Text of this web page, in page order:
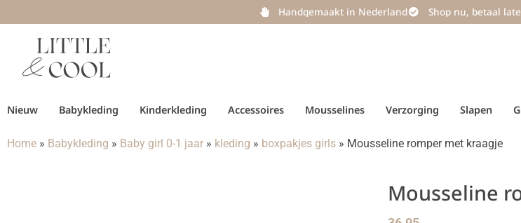
Handgemaakt in Nederland Shop nu, betaal
Nieuw Babykleding Kinderkleding Accessoires Mousselines Verzorging Slapen
Home » Babykleding » Baby girl 0-1 jaar » kleding » boxpakjes girls » Mousseline romper met kraagje
Mousseline